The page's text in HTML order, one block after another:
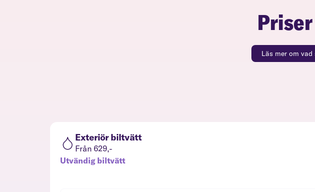
Läs mer om
Exteriör biltvätt
Från 629,-
Utvändig biltvätt